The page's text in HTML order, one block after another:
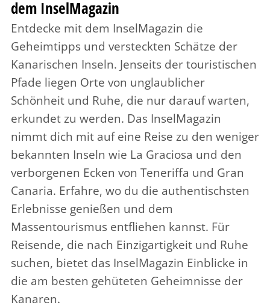
dem InselMagazin
Entdecke mit dem InselMagazin die
Geheimtipps und versteckten Schätze der
Kanarischen Inseln. Jenseits der touristischen
Pfade liegen Orte von unglaublicher
Schönheit und Ruhe, die nur darauf warten,
erkundet zu werden. Das InselMagazin
nimmt dich mit auf eine Reise zu den weniger
bekannten Inseln wie La Graciosa und den
verborgenen Ecken von Teneriffa und Gran
Canaria. Erfahre, wo du die authentischsten
Erlebnisse genießen und dem
Massentourismus entfliehen kannst. Für
Reisende, die nach Einzigartigkeit und Ruhe
suchen, bietet das InselMagazin Einblicke in
die am besten gehüteten Geheimnisse der
Kanaren.